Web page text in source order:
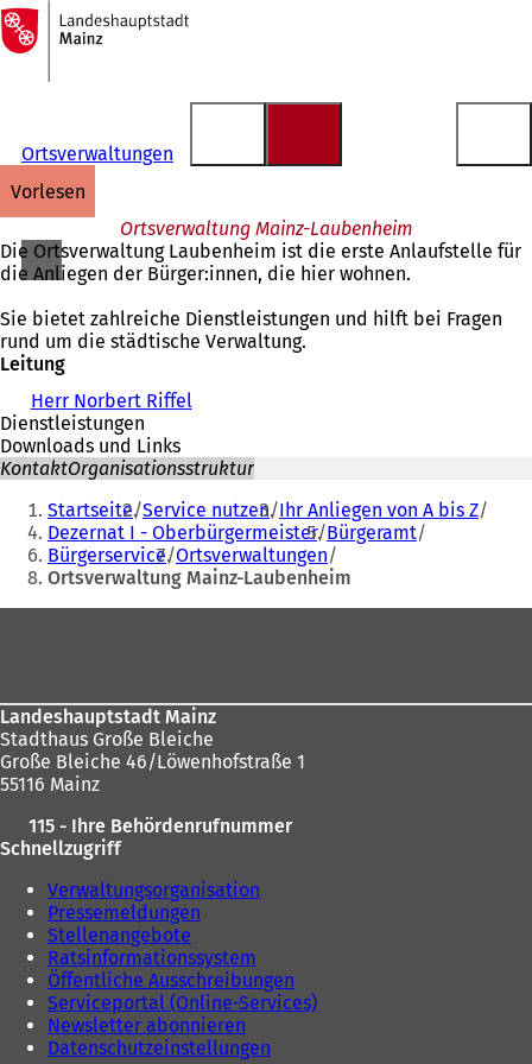
Inhalt anspringen
Zur
Startseite
Ortsverwaltungen
vorlesen
Ortsverwaltung Mainz-Laubenheim
Die Ortsverwaltung Laubenheim ist die erste Anlaufstelle für
die Anliegen der Bürger:innen, die hier wohnen.
Sie bietet zahlreiche Dienstleistungen und hilft bei Fragen
rund um die städtische Verwaltung.
Leitung
Herr Norbert Riffel
Dienstleistungen
Downloads und Links
KontaktOrganisationsstruktur
Sie
befinden
sich
Startseite Service nutzen Ihr Anliegen von A bis Z
Dezernat I - Oberbürgermeister Bürgeramt
Bürgerservice Ortsverwaltungen
Ortsverwaltung Mainz-Laubenheim
Landeshauptstadt Mainz
Stadthaus Große Bleiche
Große Bleiche 46/Löwenhofstraße 1
55116 Mainz
115 - Ihre Behördenrufnummer
Schnellzugriff
Verwaltungsorganisation
Pressemeldungen
Stellenangebote
Ratsinformationssystem
Öffentliche Ausschreibungen
Serviceportal (Online-Services)
Newsletter abonnieren
Datenschutzeinstellungen